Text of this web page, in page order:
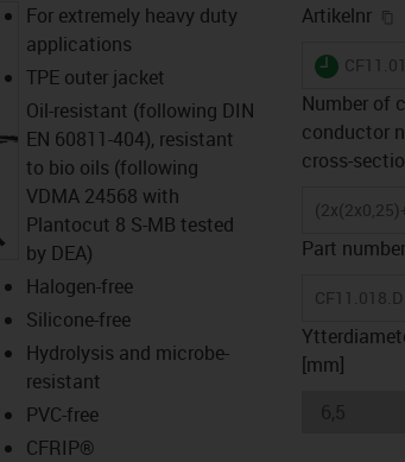
igus-icon-lupe
For extremely heavy duty
applications
TPE outer jacket
Oil-resistant (following DIN
EN 60811-404), resistant
to bio oils (following
VDMA 24568 with
Plantocut 8 S-MB tested
by DEA)
Halogen-free
Silicone-free
Hydrolysis and microbe-
resistant
PVC-free
CFRIP®
Artikelnr
igus-
Number of
conductor
cross-
Part
CF11.018.D
[mm]